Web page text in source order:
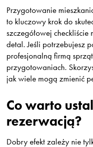
Przygotowanie
to kluczowy krok do
szczegółowej
detal. Jeśli potrzebujesz
profesjonalną firmą
przygotowaniach.
jak wiele mogą zmienić
Co warto
rezerwacją?
Dobry efekt zależy nie